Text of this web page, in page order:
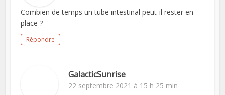
Combien de temps un tube intestinal peut-il rester en
place ?
Répondre
GalacticSunrise
22 septembre 2021 à 15 h 25 min